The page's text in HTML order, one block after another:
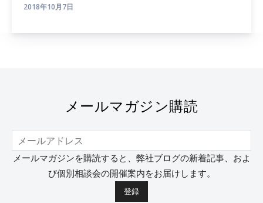
2018年10月7日
メールマガジン購読
メールマガジンを購読すると、弊社ブログの新着記事、およ
び個別相談会の開催案内をお届けします。